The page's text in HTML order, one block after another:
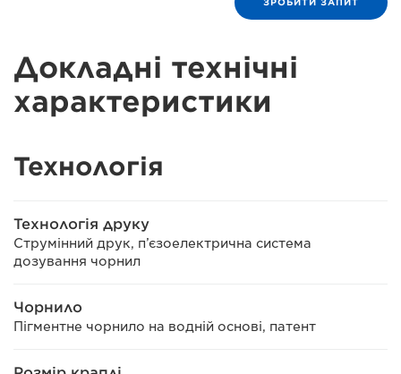
Докладні технічні
характеристики
Технологія
Технологія друку
Струмінний друк, п’єзоелектрична система
дозування чорнил
Чорнило
Пігментне чорнило на водній основі, патент